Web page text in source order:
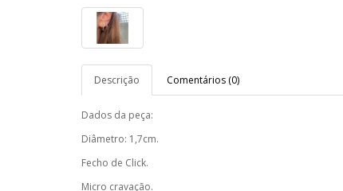
Descrição Comentários (0)
Dados da peça:
Diâmetro: 1,7cm.
Fecho de Click.
Micro cravação.